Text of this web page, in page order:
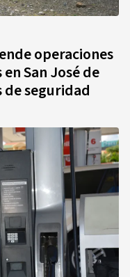
operaciones
San José de
seguridad